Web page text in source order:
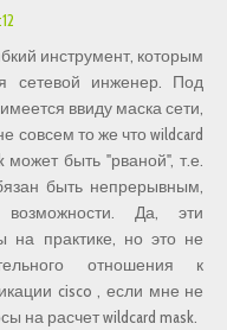
инструмент, которым
сетевой инженер. Под
ввиду маска сети,
совсем то же что wildcard
может быть "рваной", т.е.
быть непрерывным,
Да, эти
на практике, но это не
отношения к
cisco , если мне не
на расчет wildcard mask.